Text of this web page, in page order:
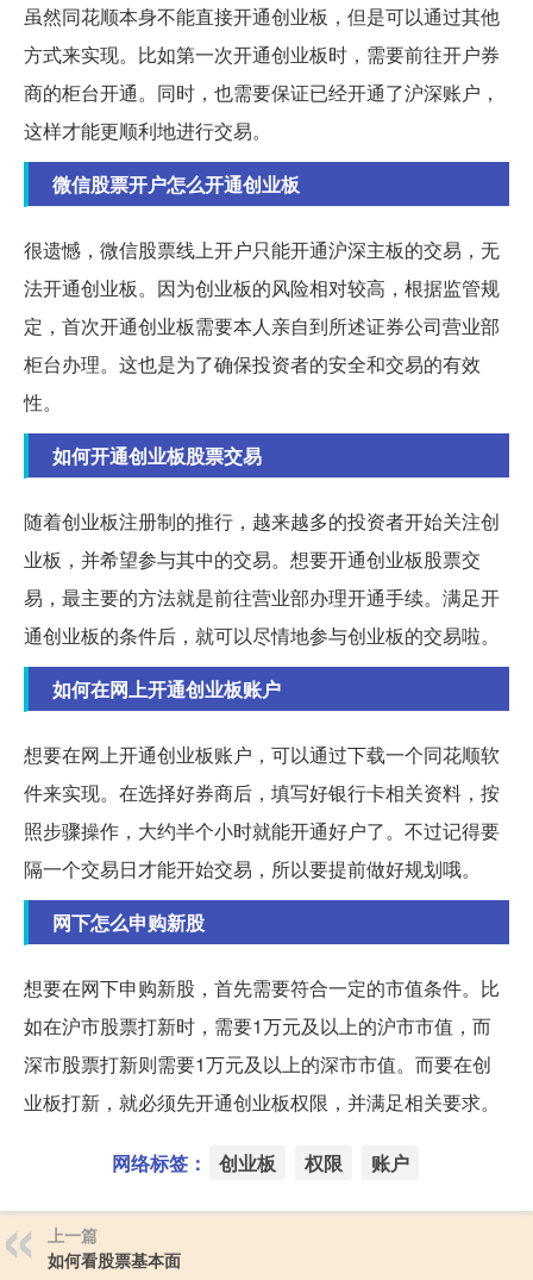
虽然同花顺本身不能直接开通创业板，但是可以通过其他
方式来实现。比如第一次开通创业板时，需要前往开户券
商的柜台开通。同时，也需要保证已经开通了沪深账户，
这样才能更顺利地进行交易。
微信股票开户怎么开通创业板
很遗憾，微信股票线上开户只能开通沪深主板的交易，无
法开通创业板。因为创业板的风险相对较高，根据监管规
定，首次开通创业板需要本人亲自到所述证券公司营业部
柜台办理。这也是为了确保投资者的安全和交易的有效
性。
如何开通创业板股票交易
随着创业板注册制的推行，越来越多的投资者开始关注创
业板，并希望参与其中的交易。想要开通创业板股票交
易，最主要的方法就是前往营业部办理开通手续。满足开
通创业板的条件后，就可以尽情地参与创业板的交易啦。
如何在网上开通创业板账户
想要在网上开通创业板账户，可以通过下载一个同花顺软
件来实现。在选择好券商后，填写好银行卡相关资料，按
照步骤操作，大约半个小时就能开通好户了。不过记得要
隔一个交易日才能开始交易，所以要提前做好规划哦。
网下怎么申购新股
想要在网下申购新股，首先需要符合一定的市值条件。比
如在沪市股票打新时，需要1万元及以上的沪市市值，而
深市股票打新则需要1万元及以上的深市市值。而要在创
业板打新，就必须先开通创业板权限，并满足相关要求。
网络标签： 创业板 权限 账户
上一篇
如何看股票基本面